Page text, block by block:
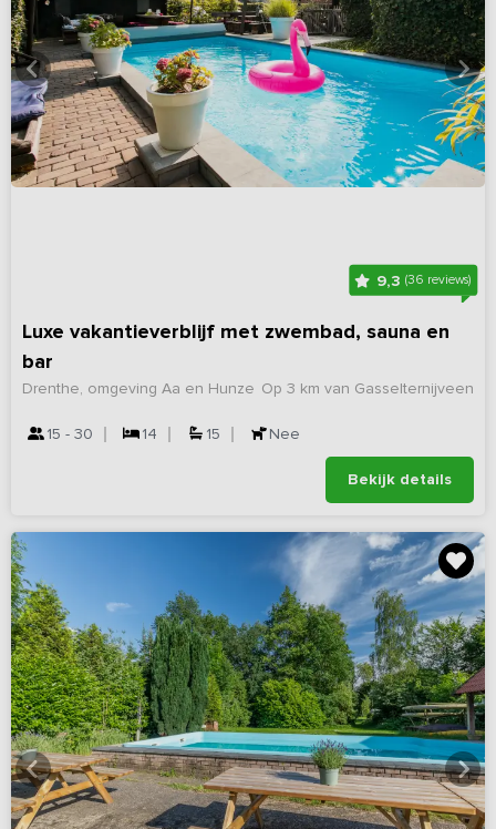
9,3 (36 reviews)
Luxe vakantieverblijf met zwembad, sauna en
bar
Op 3 km van Gasselternijveen
Drenthe, omgeving Aa en Hunze
15 - 30 14 15 Nee
Bekijk details